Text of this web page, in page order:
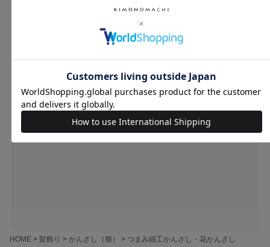
（0） スタッフレビュー
HOME 髪飾り かんざし（簪）
つまみ細工かんざし・花かんざし